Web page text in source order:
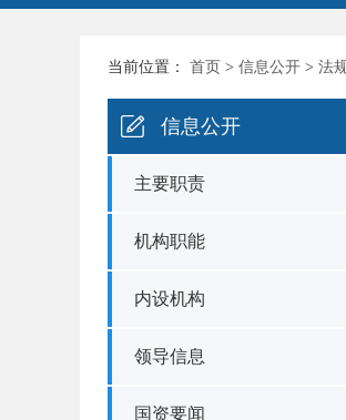
当前位置： 首页 > 信息公开 > 法
信息公开
主要职责
机构职能
内设机构
领导信息
国资要闻